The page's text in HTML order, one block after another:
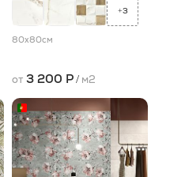
+3
80x80см
от 3 200 Р/ м2